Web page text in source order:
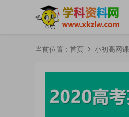
当前位置： 首页 小初高网课